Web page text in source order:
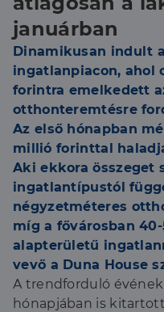
januárban
Dinamikusan indult
ingatlanpiacon, ahol
forintra emelkedett
otthonteremtésre
Az első hónapban
millió forinttal
Aki ekkora összeget
ingatlantípustól
négyzetméteres
míg a fővárosban
alapterületű
vevő a Duna House
A trendforduló
hónapjában is